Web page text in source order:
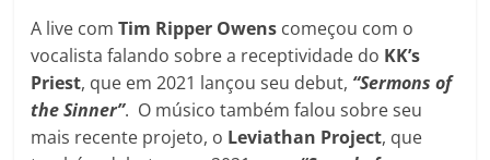
A live comTim Ripper Owens começou com o
vocalista falando sobre a receptividade do KK’s
Priest, que em 2021 lançou seu debut, “Sermons of
the Sinner”. O músico também falou sobre seu
mais recente projeto, o Leviathan Project, que